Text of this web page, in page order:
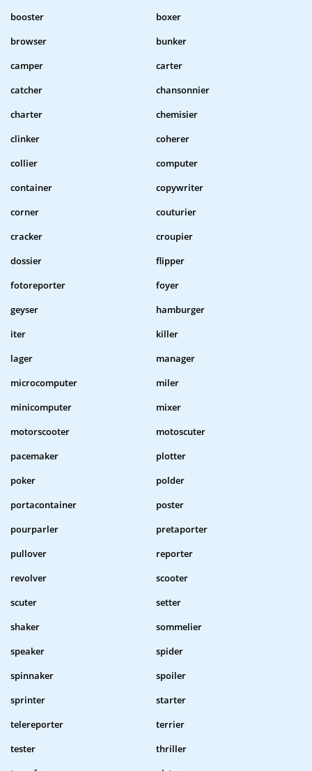
booster
boxer
browser
bunker
camper
carter
catcher
chansonnier
charter
chemisier
clinker
coherer
collier
computer
container
copywriter
corner
couturier
cracker
croupier
dossier
flipper
fotoreporter
foyer
geyser
hamburger
iter
killer
lager
manager
microcomputer
miler
minicomputer
mixer
motorscooter
motoscuter
pacemaker
plotter
poker
polder
portacontainer
poster
pourparler
pretaporter
pullover
reporter
revolver
scooter
scuter
setter
shaker
sommelier
speaker
spider
spinnaker
spoiler
sprinter
starter
telereporter
terrier
tester
thriller